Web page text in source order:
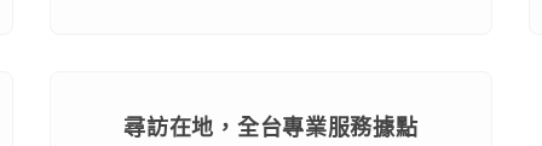
尋訪在地，全台專業服務據點